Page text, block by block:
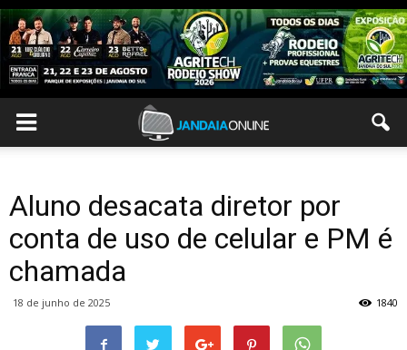
Aluno desacata diretor por
conta de uso de celular e PM é
chamada
18 de junho de 2025 1840